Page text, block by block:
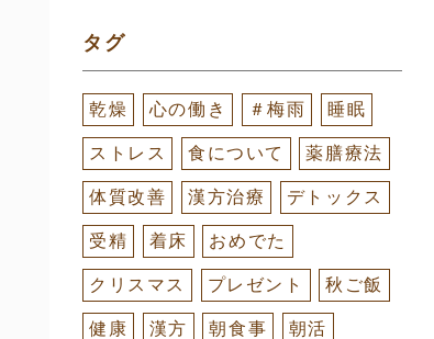
タグ
乾燥 心の働き ＃梅雨 睡眠
ストレス 食について 薬膳療法
体質改善 漢方治療 デトックス
受精 着床 おめでた
クリスマス プレゼント 秋ご飯
健康 漢方 朝食事 朝活